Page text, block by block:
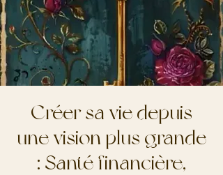
Créer sa vie depuis
une vision plus grande
: Santé financière,